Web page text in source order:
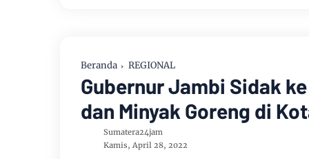
Beranda REGIONAL
Gubernur Jambi Sidak
dan Minyak Goreng di
Sumatera24jam
Kamis, April 28, 2022